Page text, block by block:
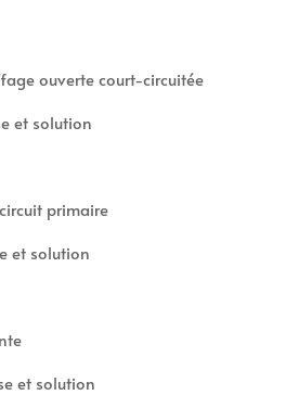
ouverte court-circuitée
et solution
primaire
et solution
et solution